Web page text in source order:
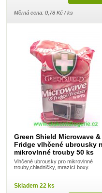
Měrná cena: 0,78 Kč / ks
Green Shield Microwave &
Fridge vlhčené ubrousky
mikrovlnné trouby 50 ks
Vlhčené ubrousky pro mikrovlnné
trouby,chladničky, mrazící boxy.
Skladem 22 ks